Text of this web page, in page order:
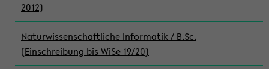
2012)
Naturwissenschaftliche Informatik / B.Sc.
(Einschreibung bis WiSe 19/20)